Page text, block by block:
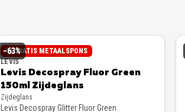
−63%
GRATIS METAALSPONS
LEVIS
Levis Decospray Fluor Green
150ml Zijdeglans
Zijdeglans
Levis Decospray Glitter Fluor Green